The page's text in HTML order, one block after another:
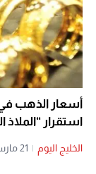
استقرار
الخليج اليوم | 21 مارس 2026